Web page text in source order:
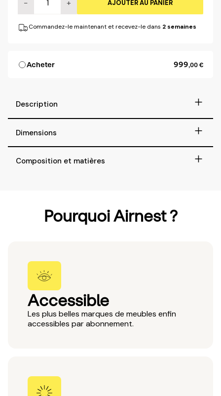
− + AJOUTER AU PANIER
Commandez-le maintenant et recevez-le dans 2 semaines
Acheter 999,00 €
Description +
Dimensions +
Composition et matières +
Pourquoi Airnest ?
Accessible
Les plus belles marques de meubles enfin
accessibles par abonnement.